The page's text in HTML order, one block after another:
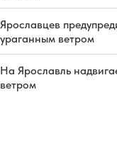
Ярославцев
ураганным ветром
На Ярославль
ветром